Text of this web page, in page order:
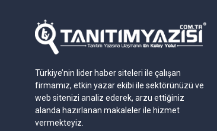
Türkiye’nin lider haber siteleri ile çalışan
firmamız, etkin yazar ekibi ile sektörünüzü ve
web sitenizi analiz ederek, arzu ettiğiniz
alanda hazırlanan makaleler ile hizmet
vermekteyiz.